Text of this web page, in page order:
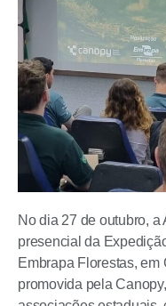
No dia 27 de outubro,
presencial da
Embrapa Florestas, em
promovida pela